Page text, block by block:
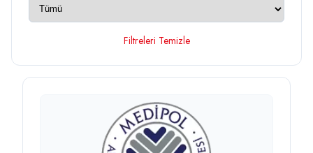
Filtreleri Temizle